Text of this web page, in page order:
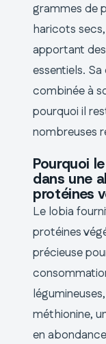
grammes de
haricots
apportant
essentiels.
combinée à
pourquoi il
nombreuses
Pourquoi
dans une
protéines
Le lobia
protéines
précieuse
méthionine,
en